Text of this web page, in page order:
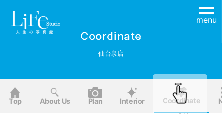
menu
Coordinate
仙台泉店
Top About Us Plan Interior Coordinate